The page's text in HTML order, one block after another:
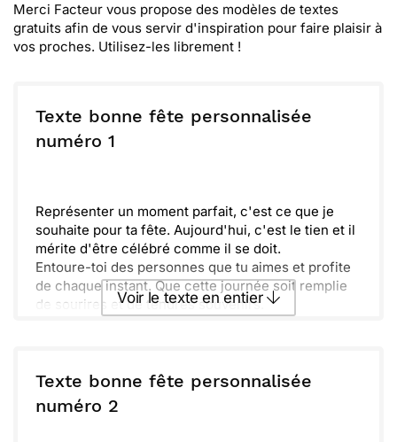
Merci Facteur vous propose des modèles de textes
gratuits afin de vous servir d'inspiration pour faire plaisir à
vos proches. Utilisez-les librement !
Texte bonne fête personnalisée
numéro 1
Représenter un moment parfait, c'est ce que je
souhaite pour ta fête. Aujourd'hui, c'est le tien et il
mérite d'être célébré comme il se doit.
Entoure-toi des personnes que tu aimes et profite
de chaque instant. Que cette journée soit remplie
de sourires et de tendres souvenirs.
toi. Passe une merveilleuse journée !
Voir le texte en entier
ou :
Texte bonne fête personnalisée
numéro 2